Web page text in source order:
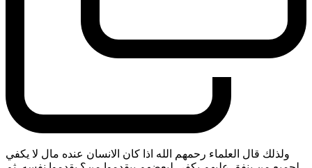
ولذلك قال العلماء رحمهم الله اذا كان الانسان عنده مال لا يكفي